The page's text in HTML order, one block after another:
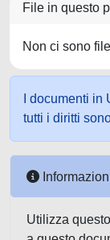
File in questo
Non ci sono
I documenti
tutti i diritti
Utilizza